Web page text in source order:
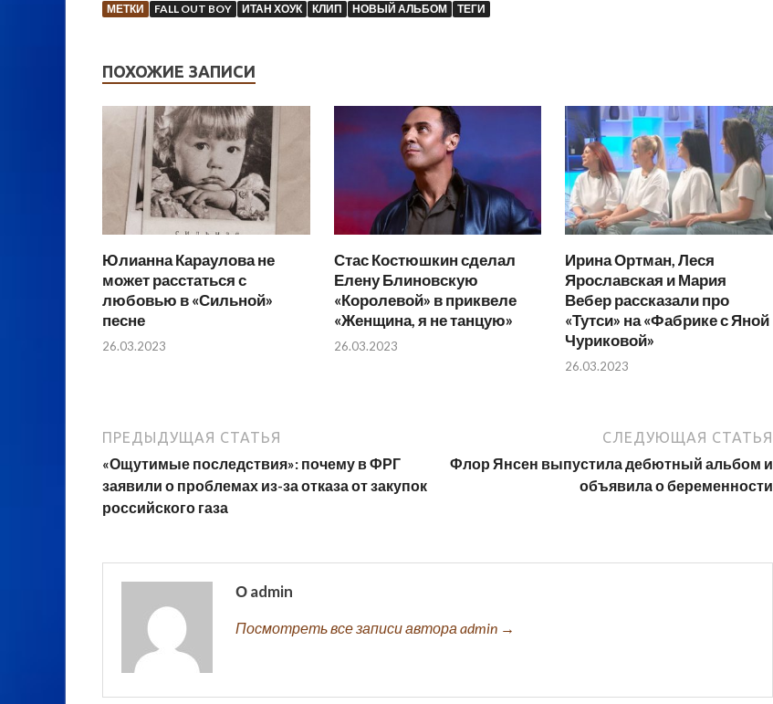
МЕТКИ FALL OUT BOY ИТАН ХОУК КЛИП НОВЫЙ АЛЬБОМ ТЕГИ
ПОХОЖИЕ ЗАПИСИ
Юлианна Караулова не
может расстаться с
любовью в «Сильной»
песне
26.03.2023
Стас Костюшкин сделал
Елену Блиновскую
«Королевой» в приквеле
«Женщина, я не танцую»
26.03.2023
Ирина Ортман, Леся
Ярославская и Мария
Вебер рассказали про
«Тутси» на «Фабрике с Яной
Чуриковой»
26.03.2023
ПРЕДЫДУЩАЯ СТАТЬЯ
«Ощутимые последствия»: почему в ФРГ
заявили о проблемах из-за отказа от закупок
российского газа
СЛЕДУЮЩАЯ СТАТЬЯ
Флор Янсен выпустила дебютный альбом и
объявила о беременности
О admin
Посмотреть все записи автора admin →